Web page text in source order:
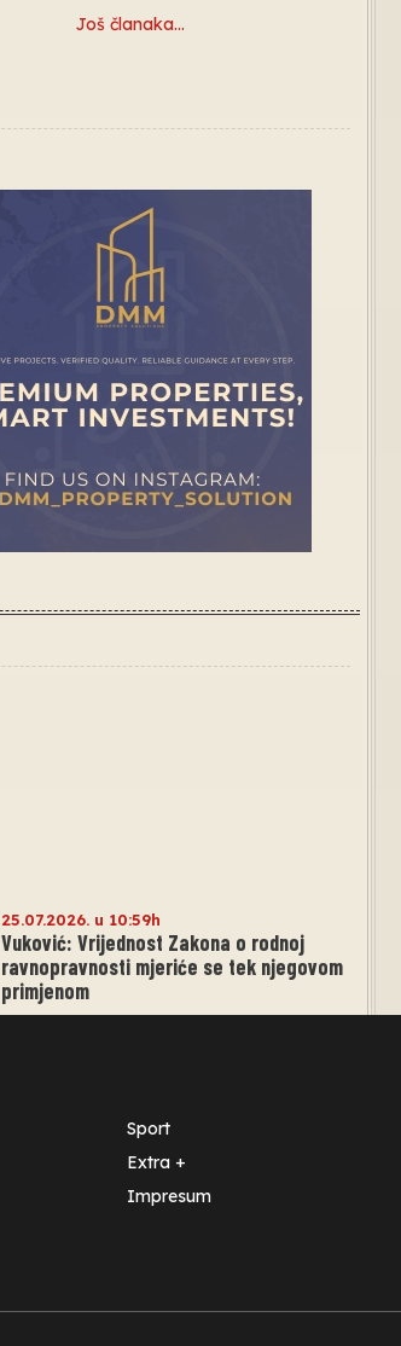
Još članaka…
25.07.2026. u 10:59h
Vuković: Vrijednost Zakona o rodnoj
ravnopravnosti mjeriće se tek njegovom
primjenom
Sport
Extra +
Impresum